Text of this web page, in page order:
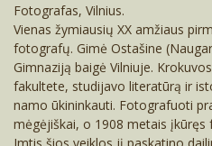
Fotografas, Vilnius.
Vienas žymiausių XX amžiaus
fotografų. Gimė Ostašine
Gimnaziją baigė Vilniuje.
fakultete, studijavo literatūrą ir
namo ūkininkauti. Fotografuoti
mėgėjiškai, o 1908 metais
Imtis šios veiklos jį paskatino